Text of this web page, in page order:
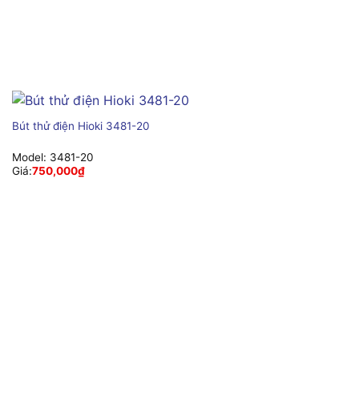
Bút thử điện Hioki 3481-20
Model: 3481-20
Giá:750,000₫